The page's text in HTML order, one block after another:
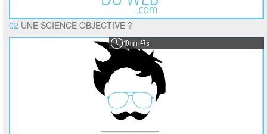
02 UNE SCIENCE OBJECTIVE ?
10 min 47 s